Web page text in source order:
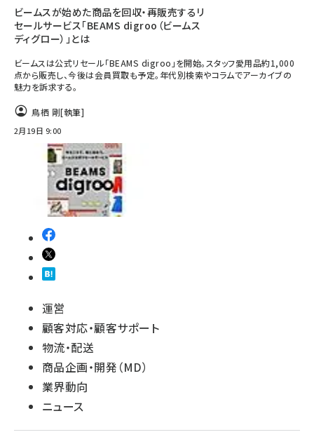
ビームスが始めた商品を回収・再販売するリ
セールサービス「BEAMS digroo（ビームス
ディグロー）」とは
ビームスは公式リセール「BEAMS digroo」を開始。スタッフ愛用品約1,000
点から販売し、今後は会員買取も予定。年代別検索やコラムでアーカイブの
魅力を訴求する。
鳥栖 剛[執筆]
2月19日 9:00
運営
顧客対応・顧客サポート
物流・配送
商品企画・開発（MD）
業界動向
ニュース